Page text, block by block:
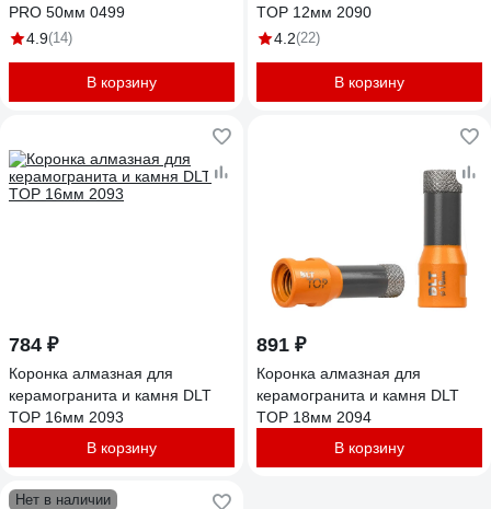
PRO 50мм 0499
4.9(14)
В корзину
TOP 12мм 2090
4.2(22)
В корзину
784 ₽
Коронка алмазная для
керамогранита и камня DLT
TOP 16мм 2093
В корзину
891 ₽
Коронка алмазная для
керамогранита и камня DLT
TOP 18мм 2094
В корзину
Нет в наличии